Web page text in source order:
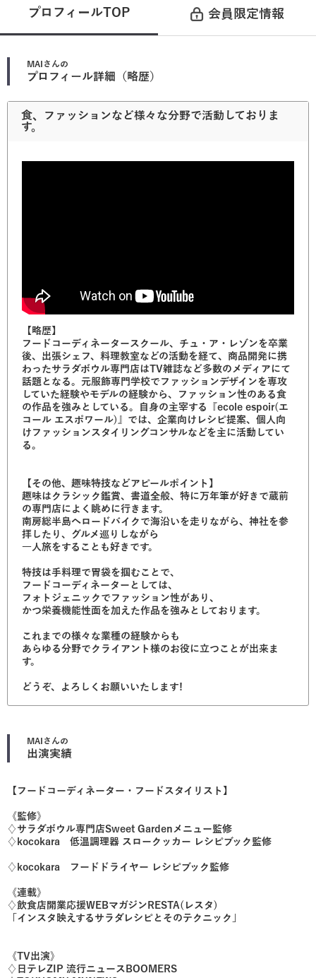
プロフィールTOP 会員限定情報
MAI さんの
プロフィール詳細（略歴）
食、ファッションなど様々な分野で活動しておりま
す。
【略歴】
フードコーディネータースクール、チュ・ア・レゾンを卒業
後、出張シェフ、料理教室などの活動を経て、商品開発に携
わったサラダボウル専門店はTV雑誌など多数のメディアにて
話題となる。元服飾専門学校でファッションデザインを専攻
していた経験やモデルの経験から、ファッション性のある食
の作品を強みとしている。自身の主宰する『ecole espoir(エ
コール エスポワール)』では、企業向けレシピ提案、個人向
けファッションスタイリングコンサルなどを主に活動してい
る。
【その他、趣味特技などアピールポイント】
趣味はクラシック鑑賞、書道全般、特に万年筆が好きで蔵前
の専門店によく眺めに行きます。
南房総半島へロードバイクで海沿いを走りながら、神社を参
拝したり、グルメ巡りしながら
一人旅をすることも好きです。
特技は手料理で胃袋を掴むことで、
フードコーディネーターとしては、
フォトジェニックでファッション性があり、
かつ栄養機能性面を加えた作品を強みとしております。
これまでの様々な業種の経験からも
あらゆる分野でクライアント様のお役に立つことが出来ま
す。
どうぞ、よろしくお願いいたします!
MAI さんの
出演実績
【フードコーディネーター・フードスタイリスト】
《監修》
♢サラダボウル専門店Sweet Gardenメニュー監修
♢kocokara 低温調理器 スロークッカー レシピブック監修
♢kocokara フードドライヤー レシピブック監修
《連載》
♢飲食店開業応援WEBマガジンRESTA(レスタ)
「インスタ映えするサラダレシピとそのテクニック」
《TV出演》
♢日テレZIP 流行ニュースBOOMERS